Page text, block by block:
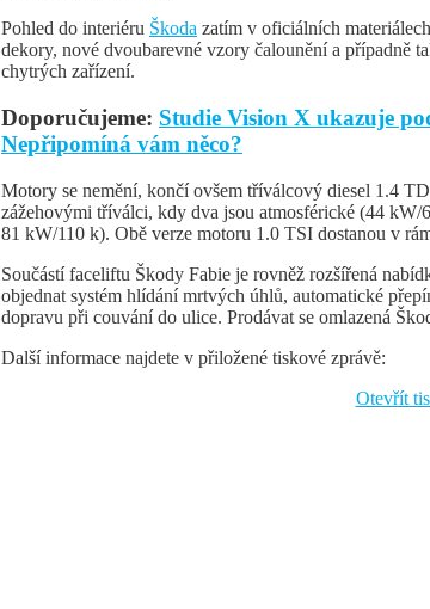
Pohled do interiéru Škoda zatím v oficiálních
dekory, nové dvoubarevné vzory čalounění a případně
chytrých zařízení.
Doporučujeme: Studie Vision X ukazuje
Nepřipomíná vám něco?
Motory se nemění, končí ovšem tříválcový diesel 1.4
zážehovými tříválci, kdy dva jsou atmosférické (44
81 kW/110 k). Obě verze motoru 1.0 TSI dostanou v
Součástí faceliftu Škody Fabie je rovněž rozšířená
objednat systém hlídání mrtvých úhlů, automatické
dopravu při couvání do ulice. Prodávat se omlazená
Další informace najdete v přiložené tiskové zprávě:
Otevřít